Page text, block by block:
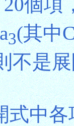
a3(其中
不是
式中各